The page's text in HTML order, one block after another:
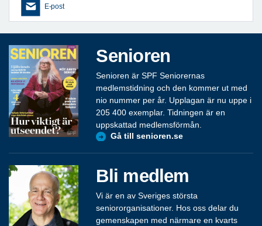
E-post
Senioren
Senioren är SPF Seniorernas
medlemstidning och den kommer ut med
nio nummer per år. Upplagan är nu uppe i
205 400 exemplar. Tidningen är en
uppskattad medlemsförmån.
Gå till senioren.se
Bli medlem
Vi är en av Sveriges största
seniororganisationer. Hos oss delar du
gemenskapen med närmare en kvarts